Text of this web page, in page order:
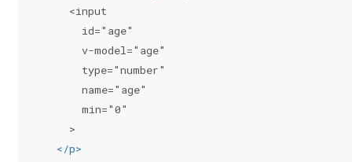
    <input
      id="age"
      v-model="age"
      type="number"
      name="age"
      min="0"
    >
</p>